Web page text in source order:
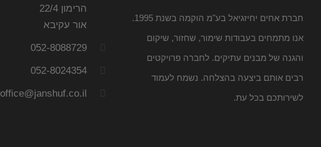
חברת אחים יחיזגיאל בע"מ הוקמה בשנת 1995.
אנו מתמחים בעבודות שימור, שחזור, שיקום
והגנה של מבנים עתיקים. לחברה פרויקטים
רבים אותם ביצעה בהצלחה. נשמח לעמוד
לשירותכם בכל עת.
הרימון 22/4
אור עקיבא
052-8088729
052-8024354
office@janshuf.co.il